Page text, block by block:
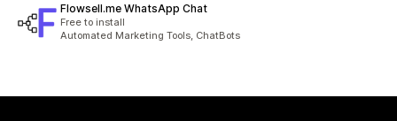
Flowsell.me WhatsApp Chat
Free to install
Automated Marketing Tools, ChatBots